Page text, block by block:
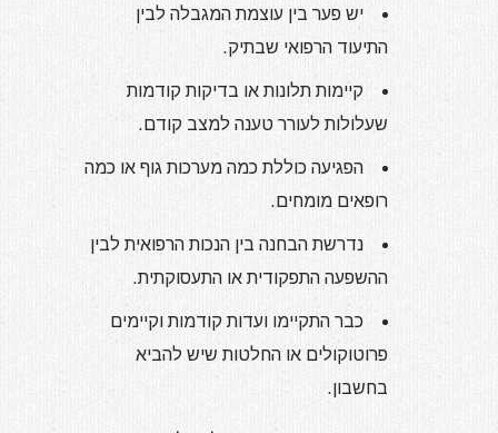
יש פער בין עוצמת המגבלה לבין
התיעוד הרפואי שבתיק.
קיימות תלונות או בדיקות קודמות
שעלולות לעורר טענה למצב קודם.
הפגיעה כוללת כמה מערכות גוף או כמה
רופאים מומחים.
נדרשת הבחנה בין הנכות הרפואית לבין
ההשפעה התפקודית או התעסוקתית.
כבר התקיימו ועדות קודמות וקיימים
פרוטוקולים או החלטות שיש להביא
בחשבון.